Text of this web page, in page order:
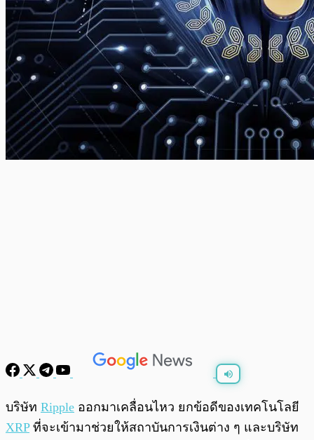
/0:00
บริษัท Ripple ออกมาเคลื่อนไหว ยกข้อดีของเทคโนโลยี
XRPที่จะเข้ามาช่วยให้สถาบันการเงินต่าง ๆ และบริษัท